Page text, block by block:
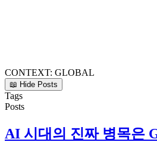
CONTEXT: GLOBAL
📖 Hide Posts
Tags
Posts
AI 시대의 진짜 병목은